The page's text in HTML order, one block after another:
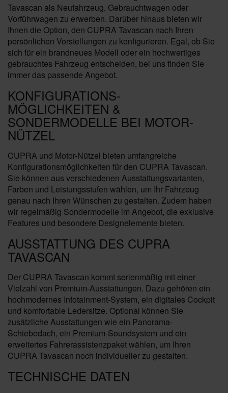
Tavascan als Neufahrzeug, Gebrauchtwagen oder
Vorführwagen zu erwerben. Darüber hinaus bieten wir
Ihnen die Option, den CUPRA Tavascan nach Ihren
persönlichen Vorstellungen zu konfigurieren. Egal, ob Sie
sich für ein brandneues Modell oder ein hochwertiges
gebrauchtes Fahrzeug entscheiden, bei uns finden Sie
immer das passende Angebot.
KONFIGURATIONS-
MÖGLICHKEITEN &
SONDERMODELLE BEI MOTOR-
NÜTZEL
CUPRA und Motor-Nützel bieten umfangreiche
Konfigurationsmöglichkeiten für den CUPRA Tavascan.
Sie können aus verschiedenen Ausstattungsvarianten,
Farben und Leistungsstufen wählen, um Ihr Fahrzeug
genau nach Ihren Wünschen zu gestalten. Zudem haben
wir regelmäßig Sondermodelle im Angebot, die exklusive
Features und besondere Designelemente bieten.
AUSSTATTUNG DES CUPRA
TAVASCAN
Der CUPRA Tavascan kommt serienmäßig mit einer
Vielzahl von Premium-Ausstattungen. Dazu gehören ein
hochmodernes Infotainment-System, ein digitales Cockpit
und komfortable Ledersitze. Optional können Sie
zusätzliche Ausstattungen wie ein Panorama-
Schiebedach, ein Premium-Soundsystem und ein
erweitertes Fahrerassistenzpaket wählen, um Ihren
CUPRA Tavascan noch individueller zu gestalten.
TECHNISCHE DATEN